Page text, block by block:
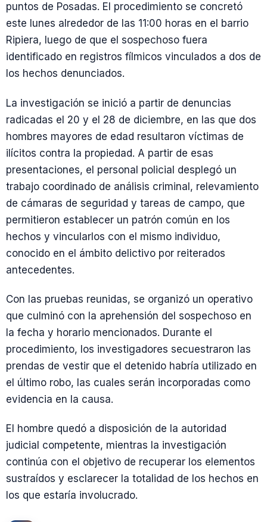
puntos de Posadas. El procedimiento se concretó
este lunes alrededor de las 11:00 horas en el barrio
Ripiera, luego de que el sospechoso fuera
identificado en registros fílmicos vinculados a dos de
los hechos denunciados.
La investigación se inició a partir de denuncias
radicadas el 20 y el 28 de diciembre, en las que dos
hombres mayores de edad resultaron víctimas de
ilícitos contra la propiedad. A partir de esas
presentaciones, el personal policial desplegó un
trabajo coordinado de análisis criminal, relevamiento
de cámaras de seguridad y tareas de campo, que
permitieron establecer un patrón común en los
hechos y vincularlos con el mismo individuo,
conocido en el ámbito delictivo por reiterados
antecedentes.
Con las pruebas reunidas, se organizó un operativo
que culminó con la aprehensión del sospechoso en
la fecha y horario mencionados. Durante el
procedimiento, los investigadores secuestraron las
prendas de vestir que el detenido habría utilizado en
el último robo, las cuales serán incorporadas como
evidencia en la causa.
El hombre quedó a disposición de la autoridad
judicial competente, mientras la investigación
continúa con el objetivo de recuperar los elementos
sustraídos y esclarecer la totalidad de los hechos en
los que estaría involucrado.